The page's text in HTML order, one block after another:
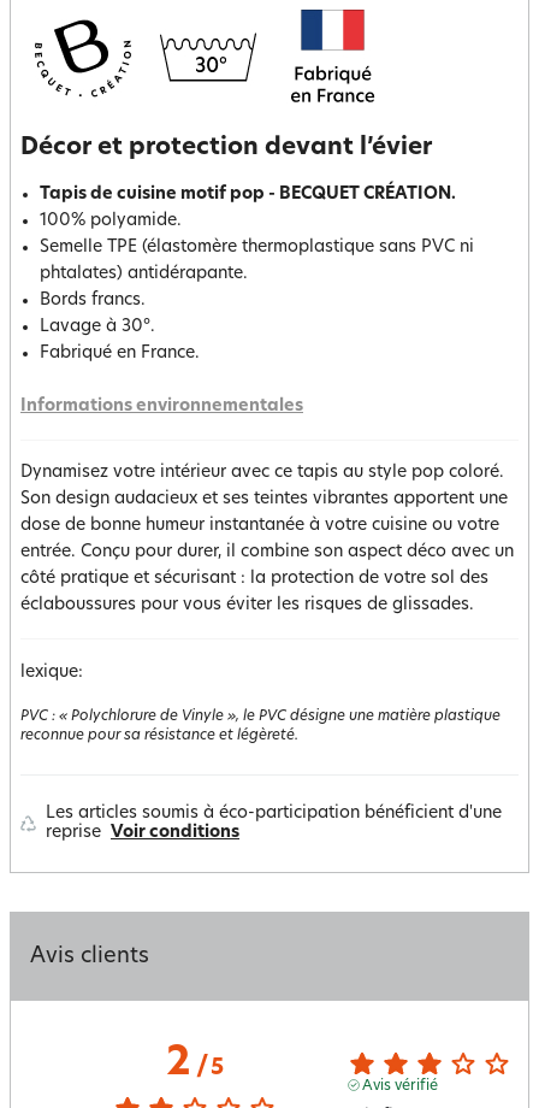
Décor et protection devant l’évier
Tapis de cuisine motif pop - BECQUET CRÉATION.
100% polyamide.
Semelle TPE (élastomère thermoplastique sans PVC ni
phtalates) antidérapante.
Bords francs.
Lavage à 30°.
Fabriqué en France.
Informations environnementales
Dynamisez votre intérieur avec ce tapis au style pop coloré.
Son design audacieux et ses teintes vibrantes apportent une
dose de bonne humeur instantanée à votre cuisine ou votre
entrée. Conçu pour durer, il combine son aspect déco avec un
côté pratique et sécurisant : la protection de votre sol des
éclaboussures pour vous éviter les risques de glissades.
lexique:
PVC : « Polychlorure de Vinyle », le PVC désigne une matière plastique
reconnue pour sa résistance et légèreté.
Les articles soumis à éco-participation bénéficient d'une
reprise Voir conditions
Avis clients
2/ 5
Avis vérifié